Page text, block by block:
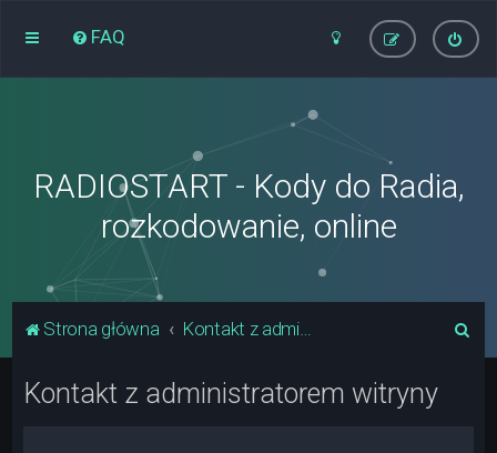
FAQ
RADIOSTART - Kody do Radia,
rozkodowanie, online
Strona główna Kontakt z administratorem witryny
Kontakt z administratorem witryny